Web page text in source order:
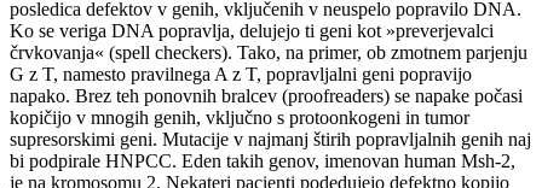
posledica defektov v genih, vključenih v neuspelo popravilo DNA.
Ko se veriga DNA popravlja, delujejo ti geni kot »preverjevalci
črvkovanja« (spell checkers). Tako, na primer, ob zmotnem parjenju
G z T, namesto pravilnega A z T, popravljalni geni popravijo
napako. Brez teh ponovnih bralcev (proofreaders) se napake počasi
kopičijo v mnogih genih, vključno s protoonkogeni in tumor
supresorskimi geni. Mutacije v najmanj štirih popravljalnih genih naj
bi podpirale HNPCC. Eden takih genov, imenovan human Msh-2,
je na kromosomu 2. Nekateri pacienti podedujejo defektno kopijo